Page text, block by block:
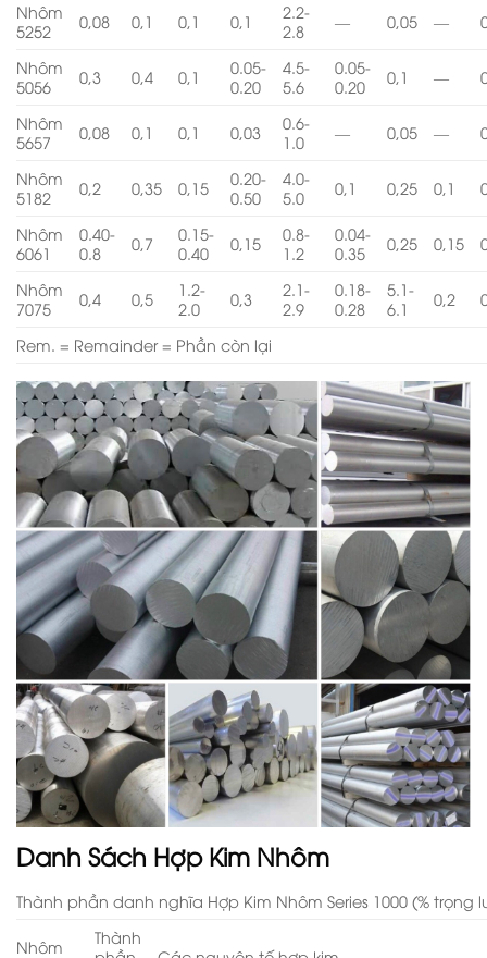
Nhôm
5252
0,08 0,1 0,1 0,1
2.2-
2.8
— 0,05 —
Nhôm
5056
0,3 0,4 0,1
0.05-
0.20
4.5-
5.6
0.05-
0.20
0,1 —
Nhôm
5657
0,08 0,1 0,1 0,03
0.6-
1.0
— 0,05 —
Nhôm
5182
0,2 0,35 0,15
0.20-
0.50
4.0-
5.0
0,1 0,25 0,1
Nhôm
6061
0.40-
0.8
0,7
0.15-
0.40
0,15
0.8-
1.2
0.04-
0.35
0,25 0,15
Nhôm
7075
0,4 0,5
1.2-
2.0
0,3
2.1-
2.9
0.18-
0.28
5.1-
6.1
0,2
Rem. = Remainder = Phần còn lại
Danh Sách Hợp Kim Nhôm
Thành phần danh nghĩa Hợp Kim Nhôm Series 1000 (%
Nhôm
Thành